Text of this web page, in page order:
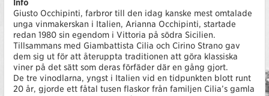
Info
Giusto Occhipinti, farbror till den idag kanske mest omtalade
unga vinmakerskan i Italien, Arianna Occhipinti, startade
redan 1980 sin egendom i Vittoria på södra Sicilien.
Tillsammans med Giambattista Cilia och Cirino Strano gav
dem sig ut för att återuppta traditionen att göra klassiska
viner på det sätt som deras förfäder där en gång gjort.
De tre vinodlarna, yngst i Italien vid en tidpunkten blott runt
20 år, gjorde ett fåtal tusen flaskor från familjen Cilia’s gamla